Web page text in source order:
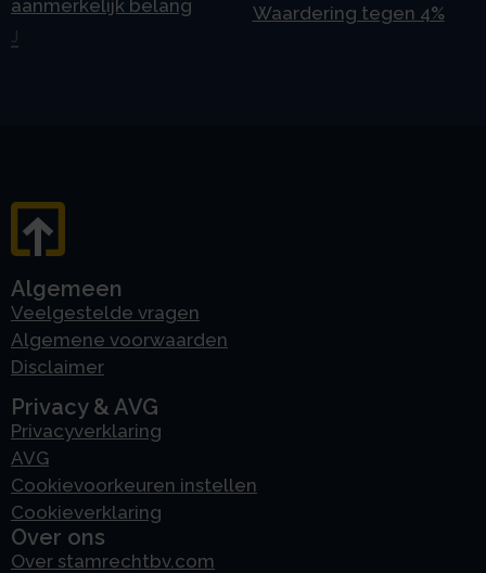
aanmerkelijk belang
J
Waardering tegen 4%
Algemeen
Veelgestelde vragen
Algemene voorwaarden
Disclaimer
Privacy & AVG
Privacyverklaring
AVG
Cookievoorkeuren instellen
Cookieverklaring
Over ons
Over stamrechtbv.com